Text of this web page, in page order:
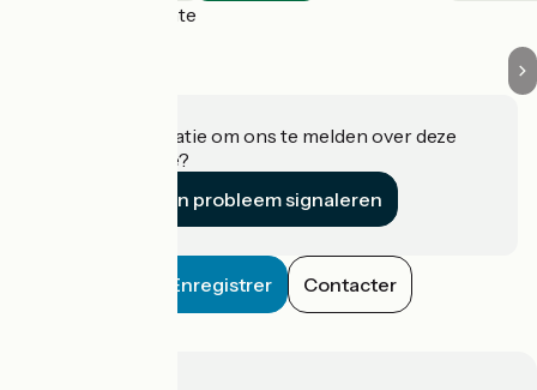
Bourg-Charente
Heeft u informatie om ons te melden over deze
accommodatie?
Een probleem signaleren
Enregistrer Contacter